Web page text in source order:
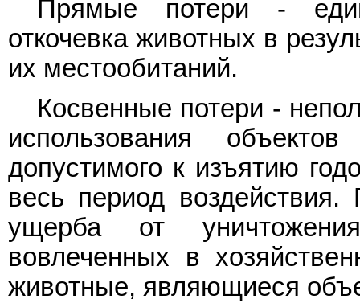
Прямые потери -
откочевка животных в
их местообитаний.
Косвенные потери -
использования
допустимого к изъятию
весь период воздействия.
ущерба от
вовлеченных в
животные, являющиеся